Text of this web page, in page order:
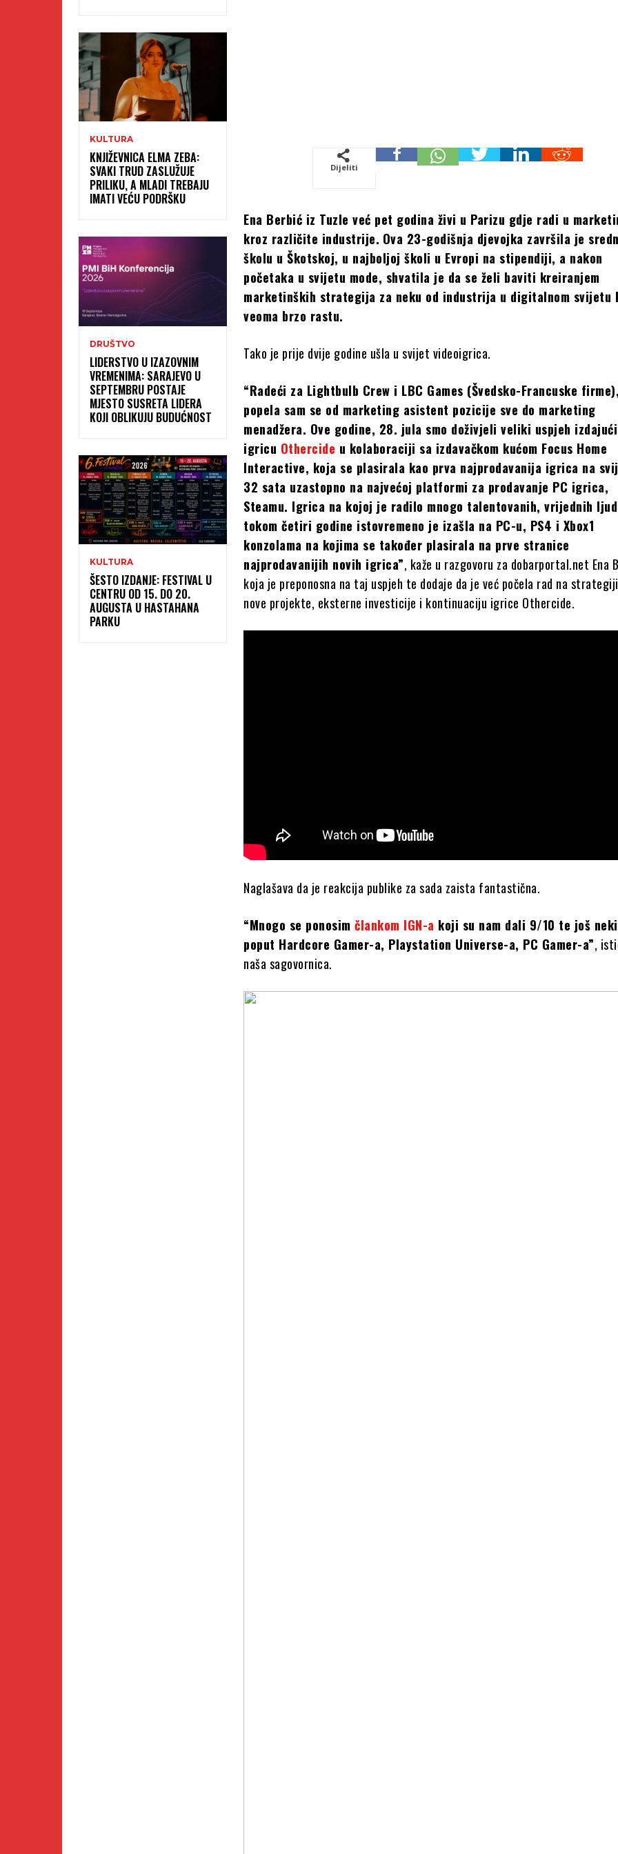
KULTURA
KNJIŽEVNICA ELMA ZEBA:
SVAKI TRUD ZASLUŽUJE
PRILIKU, A MLADI TREBAJU
IMATI VEĆU PODRŠKU
DRUŠTVO
LIDERSTVO U IZAZOVNIM
VREMENIMA: SARAJEVO U
SEPTEMBRU POSTAJE
MJESTO SUSRETA LIDERA
KOJI OBLIKUJU BUDUĆNOST
KULTURA
ŠESTO IZDANJE: FESTIVAL U
CENTRU OD 15. DO 20.
AUGUSTA U HASTAHANA
PARKU
Dijeliti
Ena Berbić iz Tuzle već pet godina živi u Parizu gdje radi u
kroz različite industrije. Ova 23-godišnja djevojka završila je
školu u Škotskoj, u najboljoj školi u Evropi na stipendiji, a nakon
početaka u svijetu mode, shvatila je da se želi baviti kreiranjem
marketinških strategija za neku od industrija u digitalnom svijetu
veoma brzo rastu.
Tako je prije dvije godine ušla u svijet videoigrica.
“Radeći za Lightbulb Crew i LBC Games (Švedsko-Francuske
popela sam se od marketing asistent pozicije sve do marketing
menadžera. Ove godine, 28. jula smo doživjeli veliki uspjeh
igricu Othercide u kolaboraciji sa izdavačkom kućom Focus Home
Interactive, koja se plasirala kao prva najprodavanija igrica na
32 sata uzastopno na najvećoj platformi za prodavanje PC igrica,
Steamu. Igrica na kojoj je radilo mnogo talentovanih, vrijednih
tokom četiri godine istovremeno je izašla na PC-u, PS4 i Xbox1
konzolama na kojima se također plasirala na prve stranice
najprodavanijih novih igrica”, kaže u razgovoru za dobarportal.net Ena
koja je preponosna na taj uspjeh te dodaje da je već počela rad na
nove projekte, eksterne investicije i kontinuaciju igrice Othercide.
Naglašava da je reakcija publike za sada zaista fantastična.
“Mnogo se ponosimčlankom IGN-a koji su nam dali 9/10 te još
poput Hardcore Gamer-a, Playstation Universe-a, PC Gamer-a”,
naša sagovornica.